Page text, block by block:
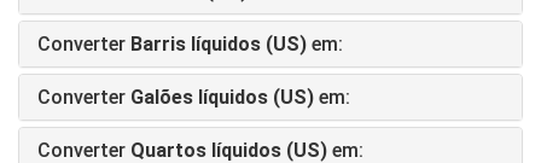
Converter Barris líquidos (US) em:
Converter Galões líquidos (US) em:
Converter Quartos líquidos (US) em: